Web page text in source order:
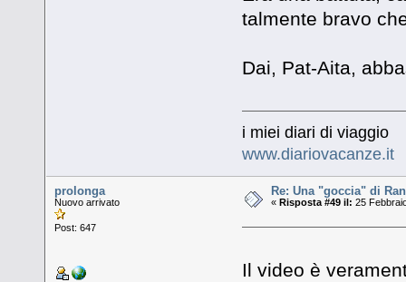
talmente bravo
Dai, Pat-Aita,
i miei diari di viaggio
www.diariovacanze.it
prolonga
Nuovo arrivato
Post: 647
Re: Una "goccia" di
« Risposta #49 il: 25
Il video è